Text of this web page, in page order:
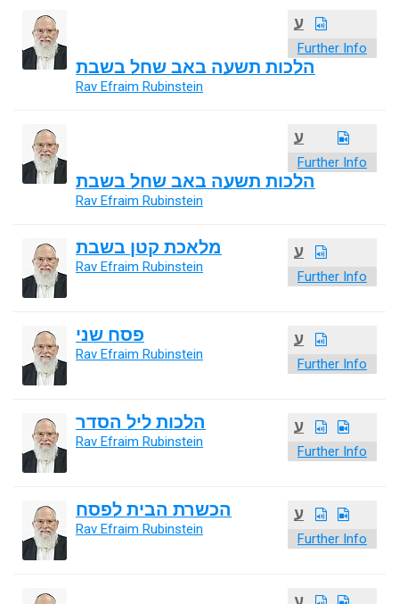
ע
Further Info
הלכות תשעה באב שחל בשבת
Rav Efraim Rubinstein
ע
Further Info
הלכות תשעה באב שחל בשבת
Rav Efraim Rubinstein
ע
Further Info
מלאכת קטן בשבת
Rav Efraim Rubinstein
ע
Further Info
פסח שני
Rav Efraim Rubinstein
ע
Further Info
הלכות ליל הסדר
Rav Efraim Rubinstein
ע
Further Info
הכשרת הבית לפסח
Rav Efraim Rubinstein